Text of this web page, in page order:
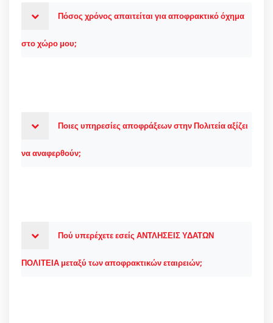
Πόσος χρόνος απαιτείται για αποφρακτικό όχημα
στο χώρο μου;
Ποιες υπηρεσίες αποφράξεων στην Πολιτεία αξίζει
να αναφερθούν;
Πού υπερέχετε εσείς ΑΝΤΛΗΣΕΙΣ ΥΔΑΤΩΝ
ΠΟΛΙΤΕΙΑ μεταξύ των αποφρακτικών εταιρειών;